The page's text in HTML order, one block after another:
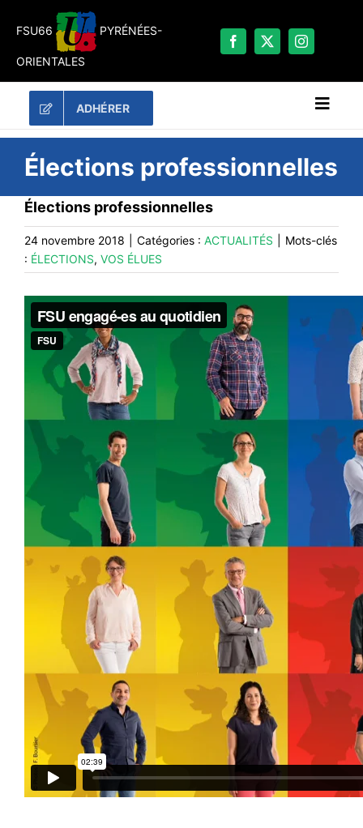
FSU66 PYRÉNÉES-
ORIENTALES
ADHÉRER
RECHERCHER:
LES UNES
#ACTUALITÉS
PUBLICATIONS
CONTACT
#ACTIONS
#VOS ÉLUES
#FORMATION
#COMMUNIQUÉS
#ÉLECTIONS
#MÉDIAS
#DÉBATS
#PRESSE
#ARCHIVES
Élections professionnelles
Élections professionnelles
24 novembre 2018 Catégories : ACTUALITÉS
Mots-clés
: ÉLECTIONS, VOS ÉLUES